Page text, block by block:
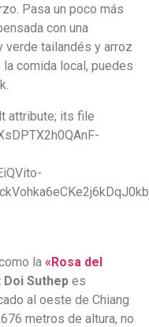
Pasa un poco más
con una
verde tailandés y arroz
comida local, puedes
la «Rosa del
Suthep es
al oeste de Chiang
metros de altura, no